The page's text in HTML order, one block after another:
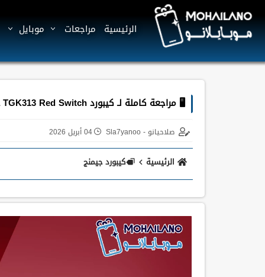
الرئيسية مراجعات موبايل
🖥 مراجعة كاملة لـ كيبورد T‑Dagger Bora TGK313 Red Switch
صلاحيانو - Sla7yanoo 04 أبريل 2026
الرئيسية كيبورد جيمنج